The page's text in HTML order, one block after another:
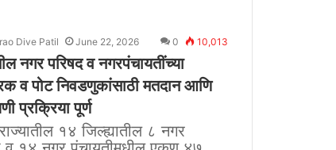
Dive Patil June 22, 2026 0 10,013
नगर परिषद व नगरपंचायतींच्या
व पोट निवडणुकांसाठी मतदान आणि
प्रक्रिया पूर्ण
१४ जिल्ह्यातील ८ नगर